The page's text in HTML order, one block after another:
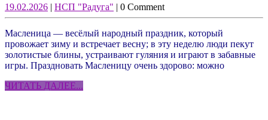
НСП
19.02.202619.02.2026
| НСП "Радуга" НСП
"Радуга"
| 0 Comment
Масленица — весёлый народный праздник, который
провожает зиму и встречает весну; в эту неделю люди пекут
золотистые блины, устраивают гуляния и играют в забавные
игры. Праздновать Масленицу очень здорово: можно
ЧИТАТЬ ДАЛЕЕ...